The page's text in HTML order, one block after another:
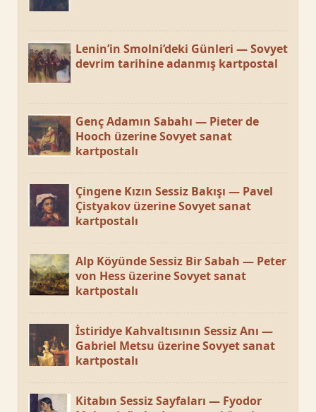
Lenin’in Smolni’deki Günleri — Sovyet
devrim tarihine adanmış kartpostal
Genç Adamın Sabahı — Pieter de
Hooch üzerine Sovyet sanat
kartpostalı
Çingene Kızın Sessiz Bakışı — Pavel
Çistyakov üzerine Sovyet sanat
kartpostalı
Alp Köyünde Sessiz Bir Sabah — Peter
von Hess üzerine Sovyet sanat
kartpostalı
İstiridye Kahvaltısının Sessiz Anı —
Gabriel Metsu üzerine Sovyet sanat
kartpostalı
Kitabın Sessiz Sayfaları — Fyodor